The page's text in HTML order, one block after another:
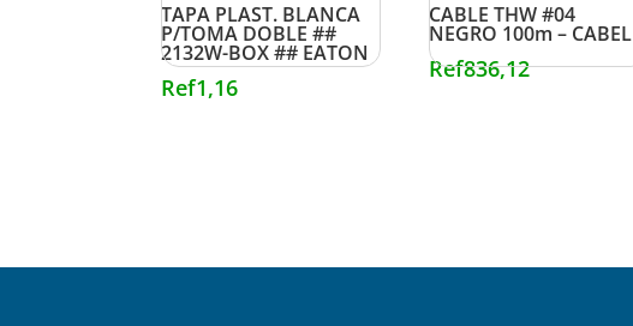
TAPA PLAST. BLANCA
P/TOMA DOBLE ##
2132W-BOX ## EATON
Ref1,16
CABLE THW #04
NEGRO 100m – CABEL
Ref836,12